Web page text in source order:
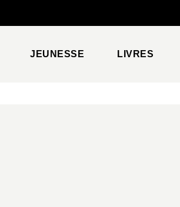
JEUNESSE LIVRES